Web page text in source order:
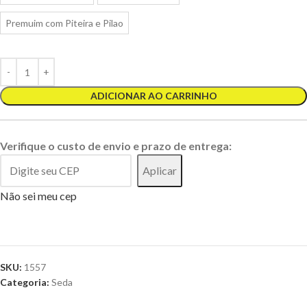
Premuim com Piteira e Pilao
ADICIONAR AO CARRINHO
Verifique o custo de envio e prazo de entrega:
Aplicar
Não sei meu cep
SKU: 1557
Categoria: Seda